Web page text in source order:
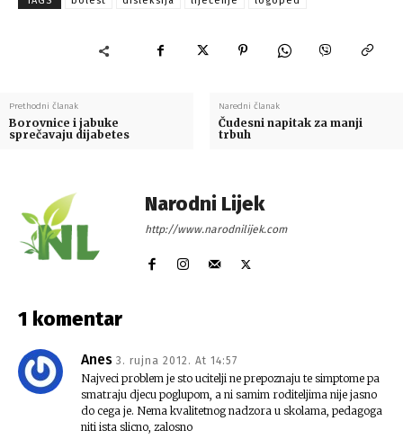
Prethodni članak
Borovnice i jabuke
sprečavaju dijabetes
Naredni članak
Čudesni napitak za manji
trbuh
Narodni Lijek
http://www.narodnilijek.com
1 komentar
Anes 3. rujna 2012. At 14:57
Najveci problem je sto ucitelji ne prepoznaju te simptome pa
smatraju djecu poglupom, a ni samim roditeljima nije jasno
do cega je. Nema kvalitetnog nadzora u skolama, pedagoga
niti ista slicno, zalosno